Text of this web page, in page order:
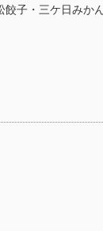
子・三ケ日みか